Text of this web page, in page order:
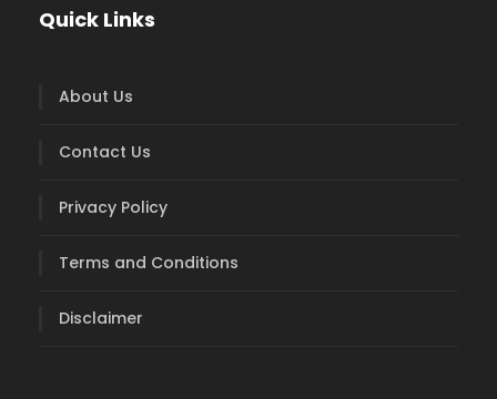
Quick Links
About Us
Contact Us
Privacy Policy
Terms and Conditions
Disclaimer